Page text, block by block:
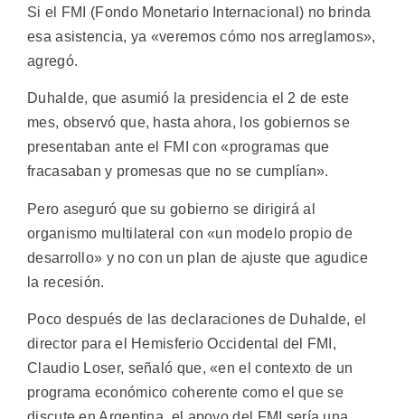
Si el FMI (Fondo Monetario Internacional) no brinda
esa asistencia, ya «veremos cómo nos arreglamos»,
agregó.
Duhalde, que asumió la presidencia el 2 de este
mes, observó que, hasta ahora, los gobiernos se
presentaban ante el FMI con «programas que
fracasaban y promesas que no se cumplían».
Pero aseguró que su gobierno se dirigirá al
organismo multilateral con «un modelo propio de
desarrollo» y no con un plan de ajuste que agudice
la recesión.
Poco después de las declaraciones de Duhalde, el
director para el Hemisferio Occidental del FMI,
Claudio Loser, señaló que, «en el contexto de un
programa económico coherente como el que se